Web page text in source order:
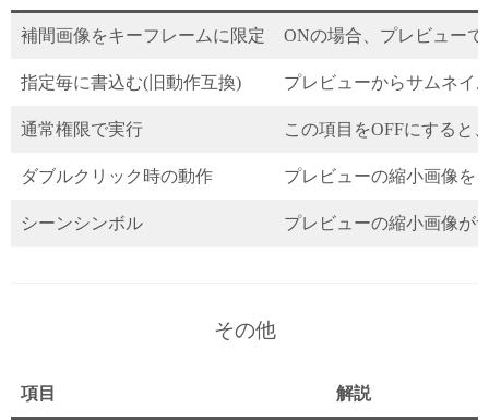
補間画像をキーフレームに限定 ONの場合、プレビュー
指定毎に書込む(旧動作互換) プレビューからサムネイ
通常権限で実行 この項目をOFFにすると
ダブルクリック時の動作 プレビューの縮小画像を
シーンシンボル プレビューの縮小画像が
その他
項目 解説